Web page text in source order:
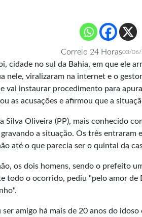
Correio 24 Horas03/06/
cidade no sul da Bahia, em que ele
nele, viralizaram na internet e o
vai instaurar procedimento para
as acusações e afirmou que a
Silva Oliveira (PP), mais conhecido
a situação. Os três
até o que parecia ser o quintal da
os dois homens, sendo o prefeito
todo o ocorrido, pediu "pelo amor de
amigo há mais de 20 anos do